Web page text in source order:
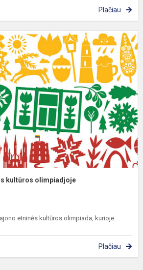
Plačiau
kultūros olimpiadjoje
etninės kultūros olimpiada, kurioje
Plačiau